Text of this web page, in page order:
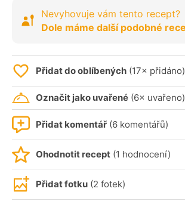
Nevyhovuje vám tento recept?
Dole máme další podobné
Přidat do oblíbených (17× přidáno)
Označit jako uvařené (6× uvařeno)
Přidat komentář (6 komentářů)
Ohodnotit recept (1 hodnocení)
Přidat fotku (2 fotek)